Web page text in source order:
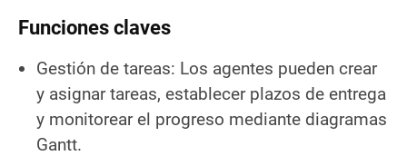
Funciones claves
Gestión de tareas: Los agentes pueden crear
y asignar tareas, establecer plazos de entrega
y monitorear el progreso mediante diagramas
Gantt.